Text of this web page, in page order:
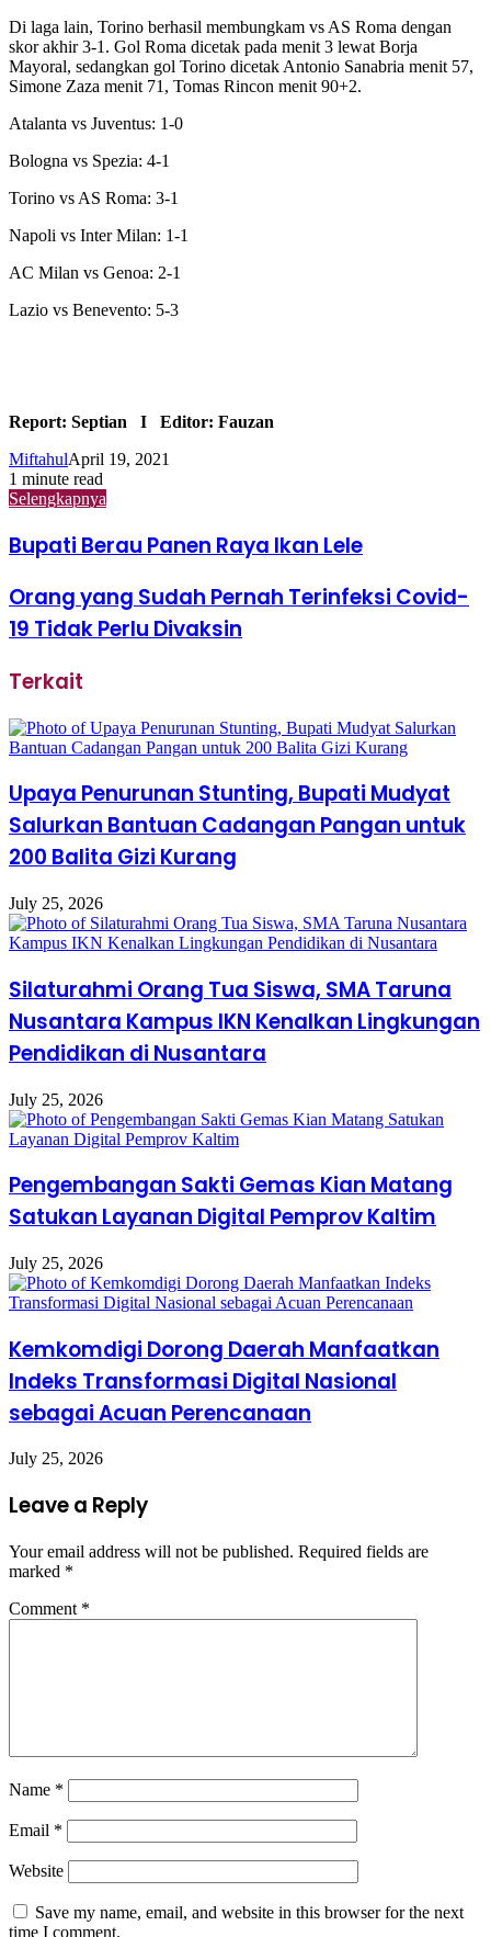
Di laga lain, Torino berhasil membungkam vs AS Roma dengan
skor akhir 3-1. Gol Roma dicetak pada menit 3 lewat Borja
Mayoral, sedangkan gol Torino dicetak Antonio Sanabria menit 57,
Simone Zaza menit 71, Tomas Rincon menit 90+2.
Atalanta vs Juventus: 1-0
Bologna vs Spezia: 4-1
Torino vs AS Roma: 3-1
Napoli vs Inter Milan: 1-1
AC Milan vs Genoa: 2-1
Lazio vs Benevento: 5-3
Report: Septian I Editor: Fauzan
MiftahulApril 19, 2021
1 minute read
Selengkapnya
Bupati Berau Panen Raya Ikan Lele
Orang yang Sudah Pernah Terinfeksi Covid-
19 Tidak Perlu Divaksin
Terkait
Upaya Penurunan Stunting, Bupati Mudyat
Salurkan Bantuan Cadangan Pangan untuk
200 Balita Gizi Kurang
July 25, 2026
Silaturahmi Orang Tua Siswa, SMA Taruna
Nusantara Kampus IKN Kenalkan Lingkungan
Pendidikan di Nusantara
July 25, 2026
Pengembangan Sakti Gemas Kian Matang
Satukan Layanan Digital Pemprov Kaltim
July 25, 2026
Kemkomdigi Dorong Daerah Manfaatkan
Indeks Transformasi Digital Nasional
sebagai Acuan Perencanaan
July 25, 2026
Leave a Reply
Your email address will not be published. Required fields are
marked *
Comment *
Name *
Email *
Website
Save my name, email, and website in this browser for the next
time I comment.